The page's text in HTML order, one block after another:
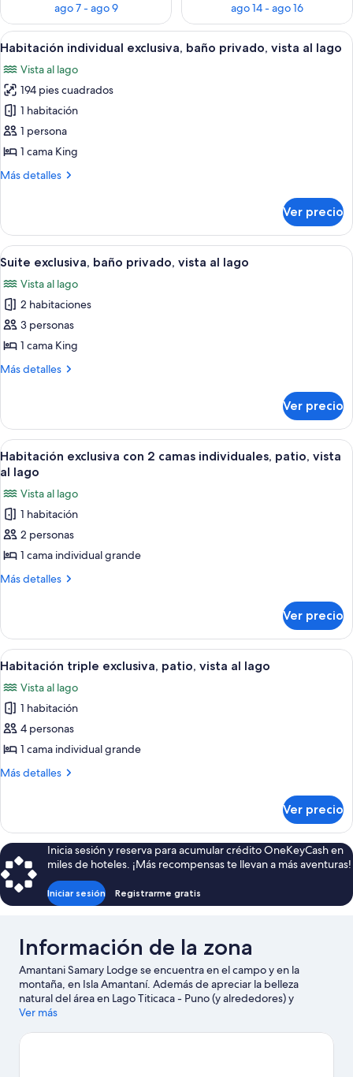
ago 7 - ago 9
ago 14 - ago 16
Abrir
todas
las
fotos
de
Habitación
individual
baño
al
lago
Una habitación con cama, una
13
Habitación individual exclusiva, baño privado, vista al lago
Vista al lago
194 pies cuadrados
1 habitación
1 persona
1 cama King
Más detalles
Más
individual
exclusiva,
baño
vista
al
lago
Ver precio
Abrir
todas
las
fotos
de
Suite
exclusiva,
vista
al
lago
Una vista tranquila de un lago, con
11
Suite exclusiva, baño privado, vista al lago
Vista al lago
2 habitaciones
3 personas
1 cama King
Más detalles
Más
exclusiva,
baño
privado,
vista
lago
Ver precio
Abrir
todas
fotos
de
Habitación
exclusiva
con
individuales,
patio,
vista
al
lago
Una vista tranquila de un lago, con
12
Habitación exclusiva con 2 camas individuales, patio, vista
al lago
Vista al lago
1 habitación
2 personas
1 cama individual grande
Más detalles
Más
exclusiva
con
2
individuales,
patio,
vista
al
lago
Ver precio
Abrir
todas
las
fotos
de
Habitación
triple
vista
al
lago
Una mesa con termos y recipientes
7
Habitación triple exclusiva, patio, vista al lago
Vista al lago
1 habitación
4 personas
1 cama individual grande
Más detalles
Más
triple
exclusiva,
patio,
vista
al
lago
Ver precio
Inicia sesión y reserva para acumular crédito OneKeyCash en
miles de hoteles. ¡Más recompensas te llevan a más aventuras!
Iniciar sesión Registrarme gratis
Información de la zona
Amantani Samary Lodge se encuentra en el campo y en la
montaña, en Isla Amantaní. Además de apreciar la belleza
natural del área en Lago Titicaca - Puno (y alrededores) y
Montaña sagrada Pachatata, aquellos que deseen hacer una
Amantaní.
Ver más